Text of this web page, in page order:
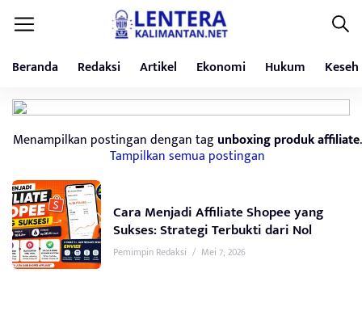
Beranda Redaksi Artikel Ekonomi Hukum
Menampilkan postingan dengan tagunboxing produk affiliate.
Tampilkan semua postingan
Cara Menjadi Affiliate Shopee yang
Sukses: Strategi Terbukti dari Nol
Pemimpin Redaksi / Mei 7, 2026